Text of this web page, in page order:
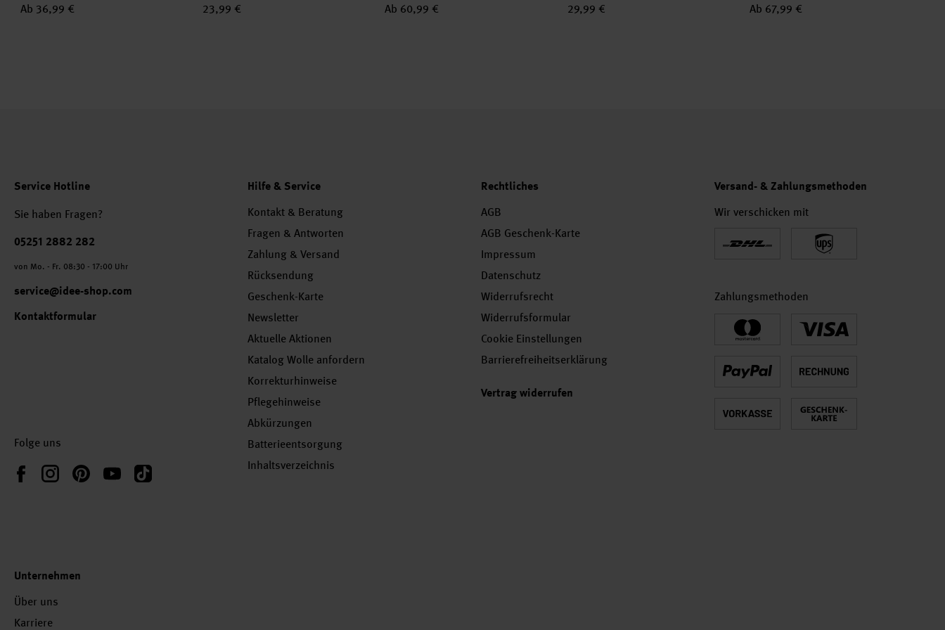
Ab 36,99 € 23,99 € Ab 60,99 € 29,99 € Ab 67,99 €
Service Hotline
Sie haben Fragen?
Telefonnummer
05251 2882 282
von Mo. - Fr. 08:30 - 17:00 Uhr
service@idee-shop.com
Kontaktformular
Folge uns
FacebookInstagramPinterestYouTubeTikTok
Hilfe & Service
Kontakt & Beratung
Fragen & Antworten
Zahlung & Versand
Rücksendung
Geschenk-Karte
Newsletter
Aktuelle Aktionen
Katalog Wolle anfordern
Korrekturhinweise
Pflegehinweise
Abkürzungen
Batterieentsorgung
Inhaltsverzeichnis
Rechtliches
AGB
AGB Geschenk-Karte
Impressum
Datenschutz
Widerrufsrecht
Widerrufsformular
Cookie Einstellungen
Barrierefreiheitserklärung
Vertrag widerrufen
Versand- & Zahlungsmethoden
Wir verschicken mit
Zahlungsmethoden
Unternehmen
Über uns
Karriere